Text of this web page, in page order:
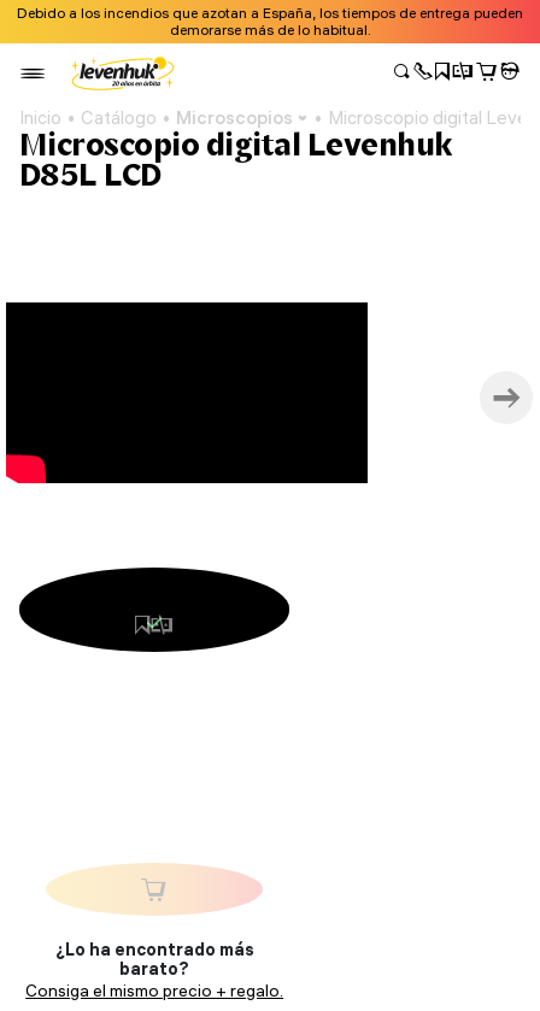
Debido a los incendios que azotan a España, los tiempos de entrega pueden
demorarse más de lo habitual.
Inicio Catálogo Microscopios Microscopio digital
Microscopio digital Levenhuk
D85L LCD
¿Lo ha encontrado más
barato?
Consiga el mismo precio + regalo.